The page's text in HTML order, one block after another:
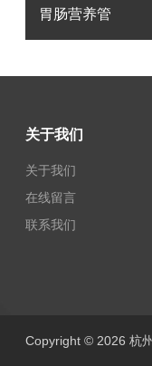
胃肠营养管
关于我们
关于我们
在线留言
联系我们
Copyright © 2026 杭